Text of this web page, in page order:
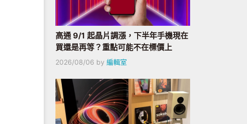
高通 9/1 起晶片調漲，下半年手機現在
買還是再等？重點可能不在標價上
2026/08/06 by 編輯室